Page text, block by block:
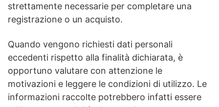
strettamente necessarie per completare una
registrazione o un acquisto.
Quando vengono richiesti dati personali
eccedenti rispetto alla finalità dichiarata, è
opportuno valutare con attenzione le
motivazioni e leggere le condizioni di utilizzo. Le
informazioni raccolte potrebbero infatti essere